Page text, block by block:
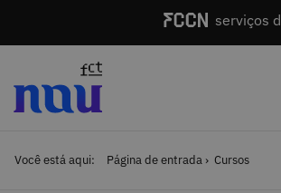
serviços
Você está aqui: Página de entrada Cursos